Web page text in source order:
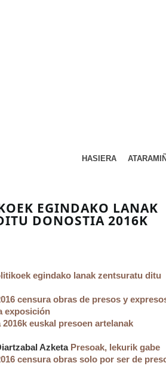
HASIERA
EGINDAKO LANAK
DONOSTIA 2016K
egindako lanak zentsuratu ditu
censura obras de presos y
exposición
2016k euskal presoen artelanak
Azketa Presoak, lekurik gabe
censura obras solo por ser de